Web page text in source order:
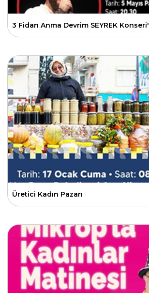
3 Fidan Anma Devrim SEYREK Konseri'
Üretici Kadın Pazarı